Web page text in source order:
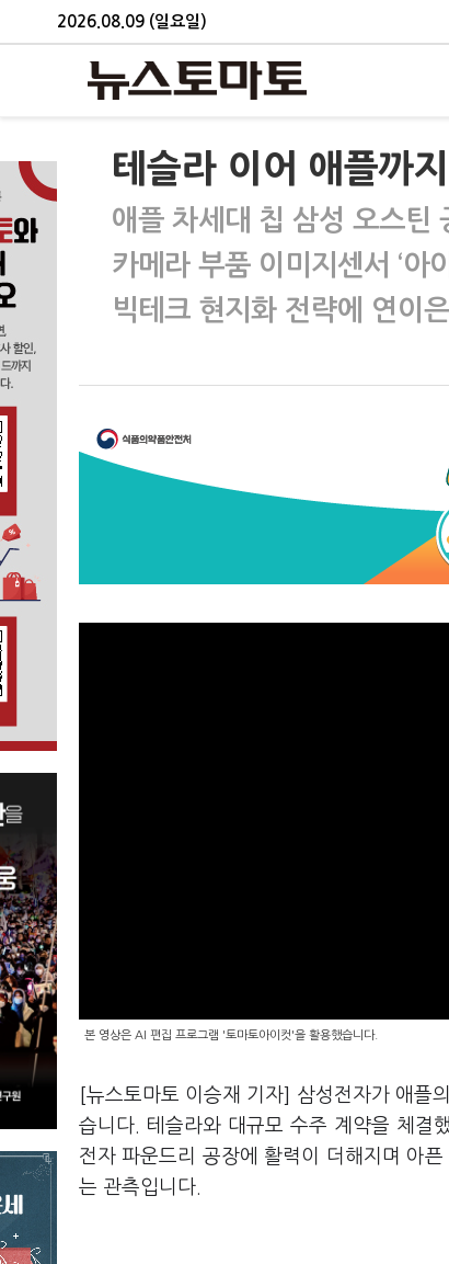
2026.08.09 (일요일)
테슬라 이어 애플까
애플 차세대 칩 삼성 오스틴
카메라 부품 이미지센서 ‘아
빅테크 현지화 전략에 연이
본 영상은 AI 편집 프로그램 '토마토아이컷'을 활용했습니다.
[뉴스토마토 이승재 기자] 삼성전자가 애플
습니다. 테슬라와 대규모 수주 계약을 체결
전자 파운드리 공장에 활력이 더해지며 아
는 관측입니다.